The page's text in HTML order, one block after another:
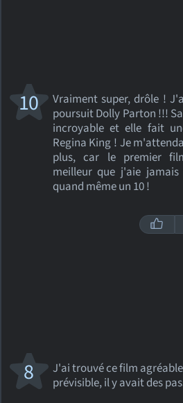
Vraiment super, drôle !
poursuit Dolly Parton !!!
incroyable et elle fait
Regina King ! Je
plus, car le premier
meilleur que j'aie
quand même un 10 !
10
J'ai trouvé ce film
prévisible, il y avait des
8